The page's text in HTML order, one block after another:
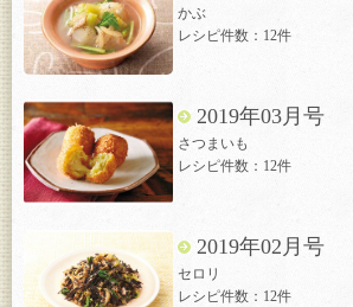
かぶ
レシピ件数：12件
2019年03月号
さつまいも
レシピ件数：12件
2019年02月号
セロリ
レシピ件数：12件